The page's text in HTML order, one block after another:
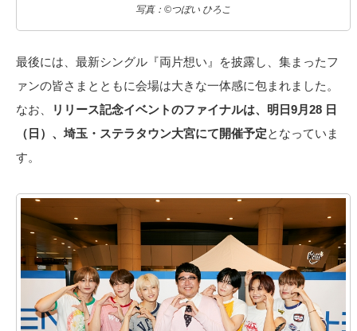
写真：©つぼい ひろこ
最後には、最新シングル『両⽚想い』を披露し、集まったフ
ァンの皆さまとともに会場は⼤きな⼀体感に包まれました。
なお、
リリース記念イベントのファイナルは、明⽇9⽉28 ⽇
（⽇）、埼⽟・ステラタウン⼤宮にて開催予定となっていま
す。